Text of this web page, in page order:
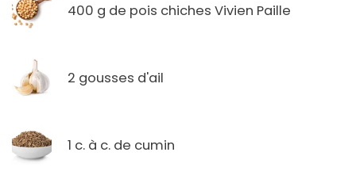
400 g de pois chiches Vivien Paille
2 gousses d'ail
1 c. à c. de cumin